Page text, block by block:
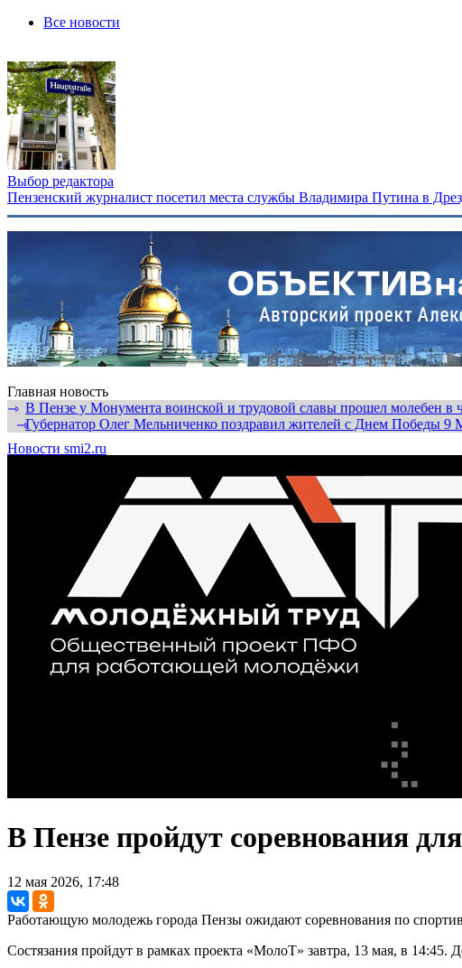
Все новости
Выбор редактора
Пензенский журналист посетил места службы Владимира Путина в
Главная новость
⇾ В Пензе у Монумента воинской и трудовой славы прошел молебен в
⇾Губернатор Олег Мельниченко поздравил жителей с Днем Победы 9
Новости smi2.ru
В Пензе пройдут соревнования
12 мая 2026, 17:48
Работающую молодежь города Пензы ожидают соревнования по
Состязания пройдут в рамках проекта «МолоТ» завтра, 13 мая, в 14:45.